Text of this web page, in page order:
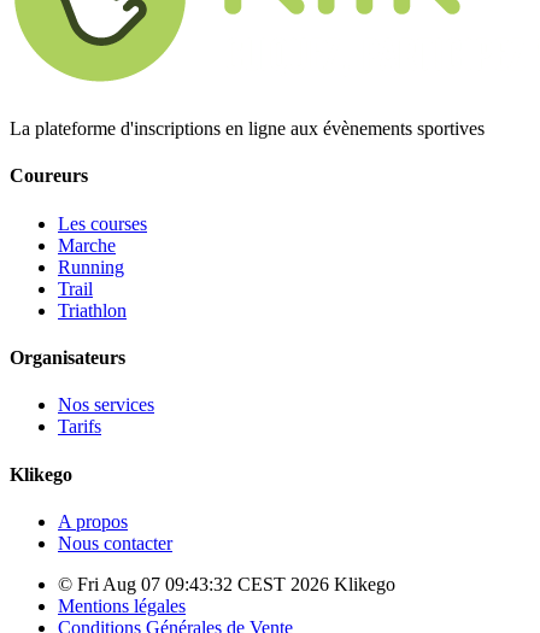
La plateforme d'inscriptions en ligne aux évènements sportives
Coureurs
Les courses
Marche
Running
Trail
Triathlon
Organisateurs
Nos services
Tarifs
Klikego
A propos
Nous contacter
© Fri Aug 07 09:43:32 CEST 2026 Klikego
Mentions légales
Conditions Générales de Vente